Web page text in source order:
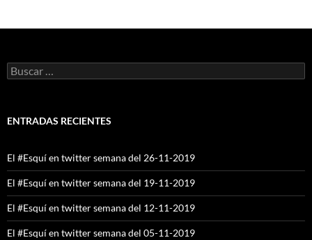
Buscar:
ENTRADAS RECIENTES
El #Esquí en twitter semana del 26-11-2019
El #Esquí en twitter semana del 19-11-2019
El #Esquí en twitter semana del 12-11-2019
El #Esquí en twitter semana del 05-11-2019